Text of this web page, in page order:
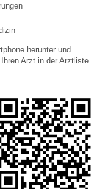
herunter und
Arzt in der Arztliste